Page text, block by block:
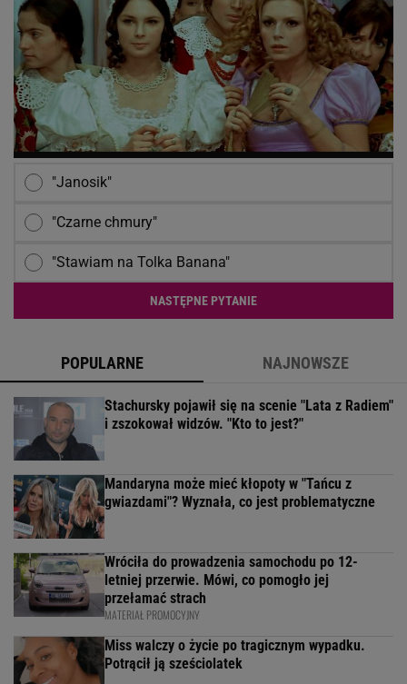
"Janosik"
"Czarne chmury"
"Stawiam na Tolka Banana"
NASTĘPNE PYTANIE
POPULARNE NAJNOWSZE
Stachursky pojawił się na scenie "Lata z Radiem"
i zszokował widzów. "Kto to jest?"
Mandaryna może mieć kłopoty w "Tańcu z
gwiazdami"? Wyznała, co jest problematyczne
Wróciła do prowadzenia samochodu po 12-
letniej przerwie. Mówi, co pomogło jej
przełamać strach
MATERIAŁ PROMOCYJNY
Miss walczy o życie po tragicznym wypadku.
Potrącił ją sześciolatek